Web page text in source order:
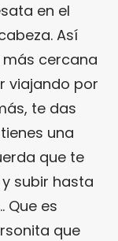
en el
Así
cercana
viajando por
te das
una
que te
subir hasta
Que es
que